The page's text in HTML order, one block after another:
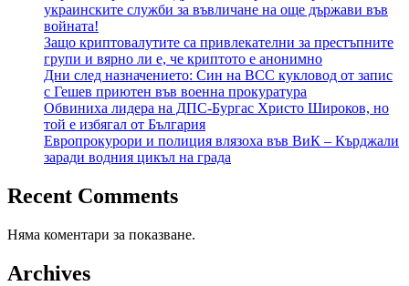
украинските служби за въвличане на още държави във
войната!
Защо криптовалутите са привлекателни за престъпните
групи и вярно ли е, че криптото е анонимно
Дни след назначението: Син на ВСС кукловод от запис
с Гешев приютен във военна прокуратура
Обвиниха лидера на ДПС-Бургас Христо Широков, но
той е избягал от България
Европрокурори и полиция влязоха във ВиК – Кърджали
заради водния цикъл на града
Recent Comments
Няма коментари за показване.
Archives